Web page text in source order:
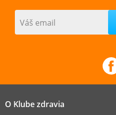
Váš email
O Klube zdravia